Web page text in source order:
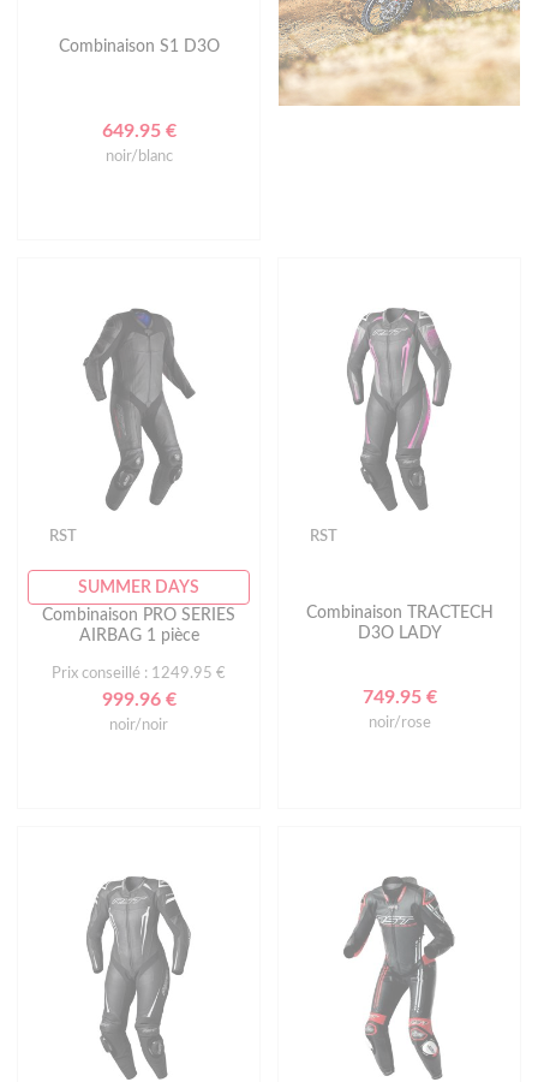
Combinaison S1 D3O
649.95 €
noir/blanc
RST
SUMMER DAYS
Combinaison PRO SERIES
AIRBAG 1 pièce
Prix conseillé : 1249.95 €
999.96 €
noir/noir
RST
Combinaison TRACTECH
D3O LADY
749.95 €
noir/rose